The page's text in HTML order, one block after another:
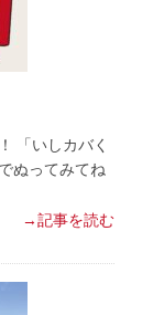
「いしカバく
ぬってみてね
→記事を読む